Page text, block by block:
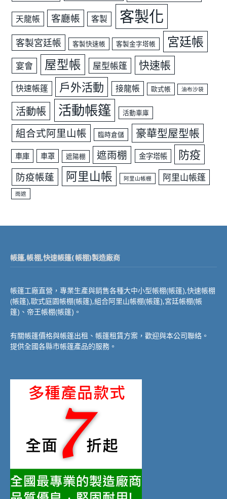
天龍帳 客廳帳 客製 客製化
客製宮廷帳 客製快速帳 客製金字塔帳 宮廷帳
宴會 屋型帳 屋型帳篷 快速帳
快速帳篷 戶外活動 接龍帳 歐式帳 油布沙袋
活動帳 活動帳篷 活動車庫
組合式阿里山帳 臨時倉儲 豪華型屋型帳
車庫 車罩 遮陽棚 遮雨棚 金字塔帳 防疫
防疫帳蓬 阿里山帳 阿里山帳棚 阿里山帳篷
雨遮
帳篷,帳棚,快速帳篷(帳棚)製造廠商
帳篷工廠直營，專業生產與銷售各種大中小型帳棚(帳篷),快速帳棚
(帳篷),歐式庭園帳棚(帳篷),組合阿里山帳棚(帳篷),宮廷帳棚(帳
篷)、帝王帳棚(帳篷)。
有關帳篷價格與帳篷出租、帳篷租賃方案，歡迎與本公司聯絡。
提供全國各縣市帳篷產品的服務。